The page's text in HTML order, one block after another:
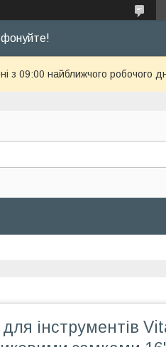
з 09:00 найближчого робочого
інструментів